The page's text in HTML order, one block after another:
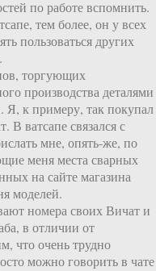
по работе вспомнить.
тем более, он у всех
пользоваться других
торгующих
производства деталями
Я, к примеру, так покупал
В ватсапе связался с
мне, опять-же, по
меня места сварных
на сайте магазина
моделей.
номера своих Вичат и
в отличии от
что очень трудно
можно говорить в чате